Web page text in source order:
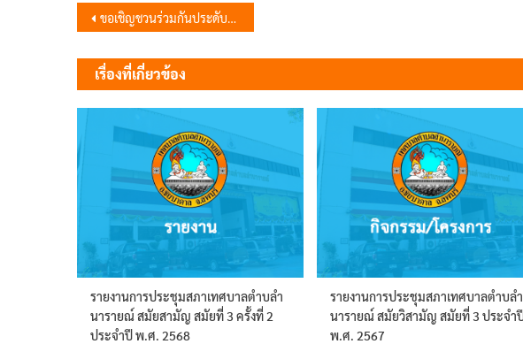
แนะแนว
เรื่อง
ขอเชิญชวนร่วมกันประดับตราสัญลักษณ์ พร้อมธงชาติและธงตราสัญลักษณ์
เรื่องที่เกี่ยวข้อง
รายงานการประชุมสภาเทศบาลตำบลำ
นารายณ์ สมัยสามัญ สมัยที่ 3 ครั้งที่ 2
ประจำปี พ.ศ. 2568
รายงานการประชุมสภาเทศบาลตำบลำ
นารายณ์ สมัยวิสามัญ สมัยที่ 3 ประจำ
พ.ศ. 2567